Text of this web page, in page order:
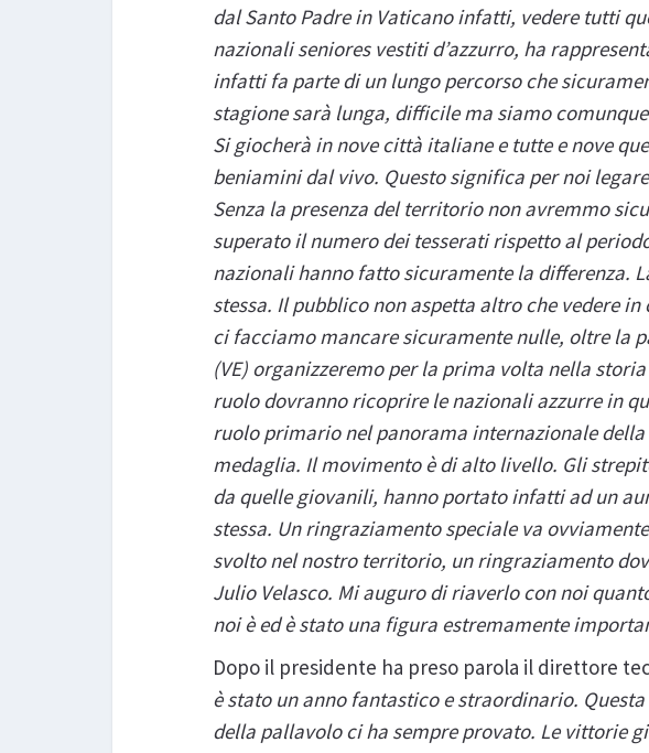
dal Santo Padre in Vaticano infatti, vedere tutti
nazionali seniores vestiti d’azzurro, ha
infatti fa parte di un lungo percorso che
stagione sarà lunga, difficile ma siamo
Si giocherà in nove città italiane e tutte e nove
beniamini dal vivo. Questo significa per noi
Senza la presenza del territorio non avremmo
superato il numero dei tesserati rispetto al
nazionali hanno fatto sicuramente la differenza.
stessa. Il pubblico non aspetta altro che vedere
ci facciamo mancare sicuramente nulle, oltre la
(VE) organizzeremo per la prima volta nella
ruolo dovranno ricoprire le nazionali azzurre in
ruolo primario nel panorama internazionale
medaglia. Il movimento è di alto livello. Gli
da quelle giovanili, hanno portato infatti ad un
stessa. Un ringraziamento speciale va
svolto nel nostro territorio, un ringraziamento
Julio Velasco. Mi auguro di riaverlo con noi
noi è ed è stato una figura estremamente
Dopo il presidente ha preso parola il direttore
è stato un anno fantastico e straordinario.
della pallavolo ci ha sempre provato. Le vittorie